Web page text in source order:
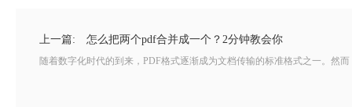
上一篇: 怎么把两个pdf合并成一个？2分钟教会你
随着数字化时代的到来，PDF格式逐渐成为文档传输的标准格式之一。然